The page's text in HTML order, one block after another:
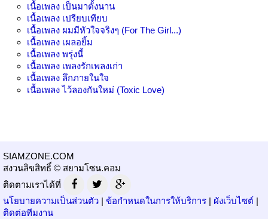
เนื้อเพลง เป็นมาตั้งนาน
เนื้อเพลง เปรียบเทียบ
เนื้อเพลง ผมมีหัวใจจริงๆ (For The Girl...)
เนื้อเพลง เผลอยิ้ม
เนื้อเพลง พรุ่งนี้
เนื้อเพลง เพลงรักเพลงเก่า
เนื้อเพลง ลึกภายในใจ
เนื้อเพลงไว้ลองกันใหม่ (Toxic Love)
SIAMZONE.COM
สงวนลิขสิทธิ์ © สยามโซน.คอม
ติดตามเราได้ที่
นโยบายความเป็นส่วนตัว | ข้อกำหนดในการให้บริการ | ผังเว็บไซต์ |
ติดต่อทีมงาน